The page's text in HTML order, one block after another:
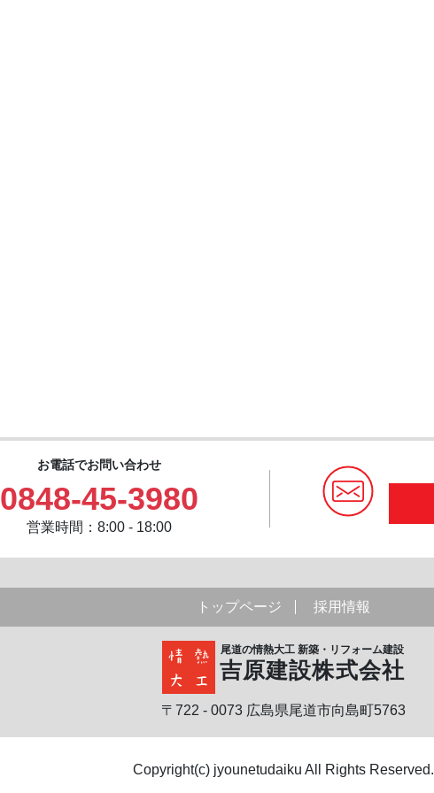
お電話でお問い合わせ
0848-45-3980
営業時間：8:00 - 18:00
トップページ 採用情報
尾道の情熱大工 新築・リフォーム建設
吉原建設株式会社
〒722 - 0073 広島県尾道市向島町5763
Copyright(c) jyounetudaiku All Rights Reserved.